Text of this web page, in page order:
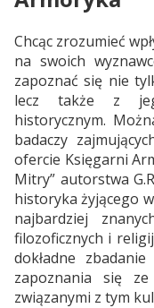
Chcąc zrozumieć
na swoich
zapoznać się nie
lecz także z
historycznym.
badaczy
ofercie Księgarni
Mitry” autorstwa
historyka żyjącego
najbardziej
filozoficznych i
dokładne
zapoznania się
związanymi z tym